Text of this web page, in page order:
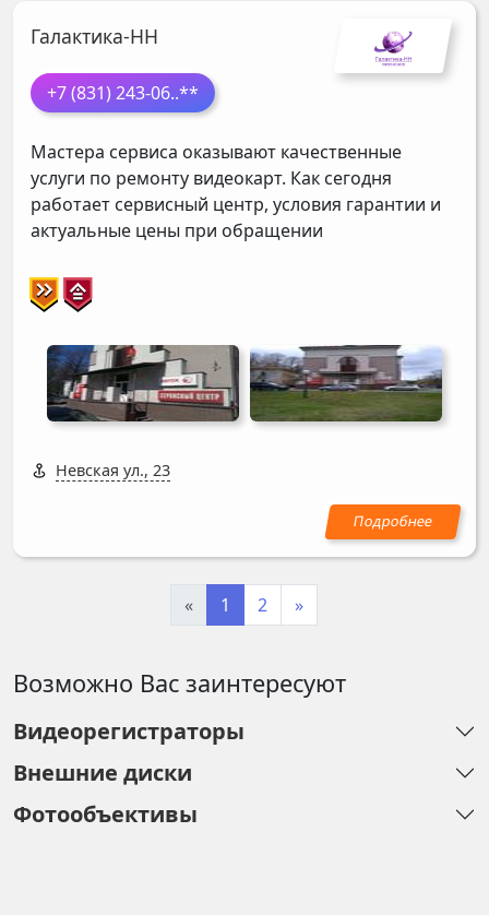
Галактика-НН
+7 (831) 243-06..**
Мастера сервиса оказывают качественные
услуги по ремонту видеокарт. Как сегодня
работает сервисный центр, условия гарантии и
актуальные цены при обращении
Невская ул., 23
« 1 2 »
Возможно Вас заинтересуют
Видеорегистраторы
Внешние диски
Фотообъективы